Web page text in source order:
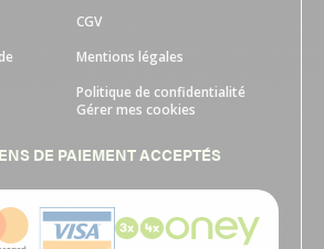
CGV
Mentions légales
Politique de confidentialité
Gérer mes cookies
DE PAIEMENT ACCEPTÉS